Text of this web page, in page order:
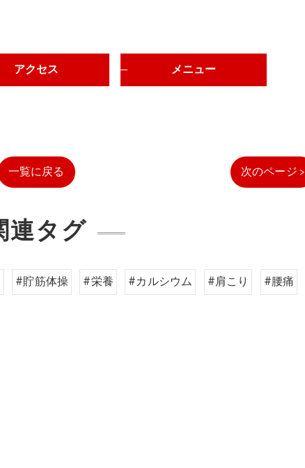
アクセス メニュー
一覧に戻る 次のページ >
連タグ
#貯筋体操 #栄養 #カルシウム #肩こり #腰痛